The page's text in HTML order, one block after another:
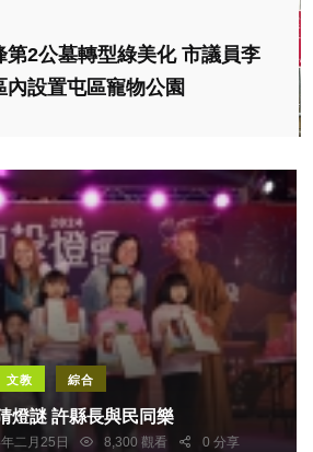
第2公墓轉型綠美化 市議員李
內設置屯區寵物公園
文教 綜合
燈謎 許縣長與民同樂
二月25日 8,300 觀看 0 分享